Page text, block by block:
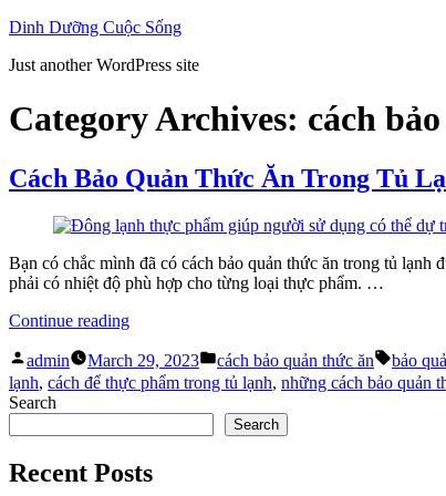
Skip
content
Dinh Dưỡng Cuộc Sống
Just another WordPress site
Category Archives: cách
Cách Bảo Quản Thức Ăn Trong Tủ
Bạn có chắc mình đã có cách bảo quản thức ăn trong tủ
phải có nhiệt độ phù hợp cho từng loại thực phẩm. …
Continue reading“Cách
Quản
Thức
Trong
Tủ
Luôn
Posted
by
admin March 29, 2023
Posted
in
cách bảo quản thức ăn Tags:
bảo
lạnh, cách để thực phẩm trong tủ lạnh, những cách bảo quản
Search
Search
Recent Posts